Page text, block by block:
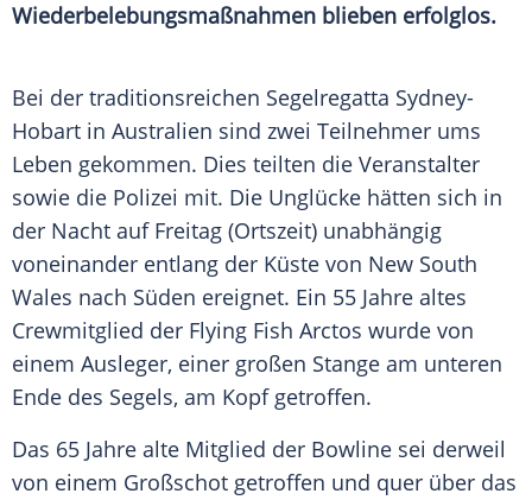
Wiederbelebungsmaßnahmen blieben erfolglos.
Bei der traditionsreichen Segelregatta Sydney-
Hobart in Australien sind zwei Teilnehmer ums
Leben gekommen. Dies teilten die Veranstalter
sowie die Polizei mit. Die Unglücke hätten sich in
der Nacht auf Freitag (Ortszeit) unabhängig
voneinander entlang der Küste von New South
Wales nach Süden ereignet. Ein 55 Jahre altes
Crewmitglied der Flying Fish Arctos wurde von
einem Ausleger, einer großen Stange am unteren
Ende des Segels, am Kopf getroffen.
Das 65 Jahre alte Mitglied der Bowline sei derweil
von einem Großschot getroffen und quer über das